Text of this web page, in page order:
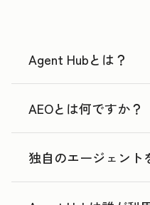
Agent Hubとは？
AEOとは何ですか？
独自のエージェント